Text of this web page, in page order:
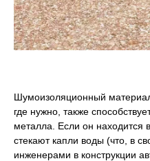
Шумоизоляционный
где нужно, также
металла. Если он находится
стекают капли воды (что, в
инженерами в конструкции